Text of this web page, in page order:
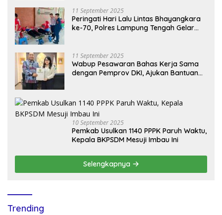
11 September 2025
Peringati Hari Lalu Lintas Bhayangkara
ke-70, Polres Lampung Tengah Gelar
11 September 2025
Wabup Pesawaran Bahas Kerja Sama
dengan Pemprov DKI, Ajukan Bantuan
10 September 2025
Pemkab Usulkan 1140 PPPK Paruh Waktu,
Kepala BKPSDM Mesuji Imbau Ini
Selengkapnya
Trending